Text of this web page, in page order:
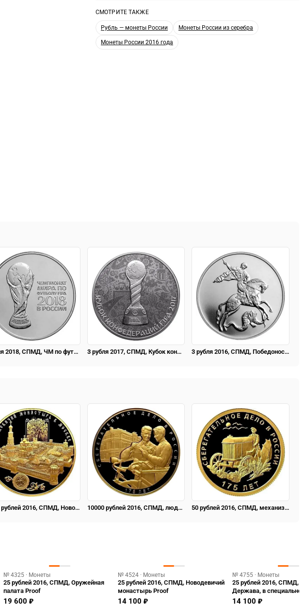
СМОТРИТЕ ТАКЖЕ
Рубль — монеты России Монеты России из серебра
Монеты России 2016 года
3 рубля 2018, СПМД, ЧМ по футболу 3 рубля 2017, СПМД, Кубок конфедераций Proof 3 рубля 2016, СПМД, Победоносец
10000 рублей 2016, СПМД, Новодевичий монастырь Proof 10000 рублей 2016, СПМД, люди Proof 50 рублей 2016, СПМД, механизатор на тракторе Proof
№ 4325 · Монеты
25 рублей 2016, СПМД, Оружейная
палата Proof
19 600 ₽
№ 4524 · Монеты
25 рублей 2016, СПМД, Новодевичий
монастырь Proof
14 100 ₽
№ 4755 · Монеты
25 рублей 2016, СПМД,
Держава, в
14 100 ₽